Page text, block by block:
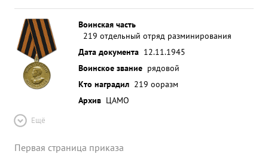
Воинская часть
219 отдельный отряд разминирования
Дата документа 12.11.1945
Воинское звание рядовой
Кто наградил 219 ооразм
Архив ЦАМО
Ещё
Первая страница приказа